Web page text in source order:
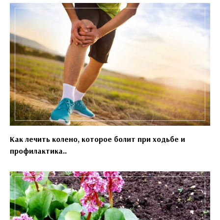
Как лечить колено, которое болит при ходьбе и
профилактика..